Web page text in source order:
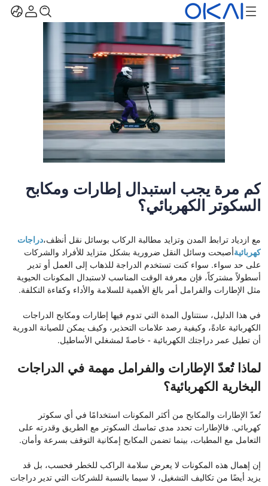
كم مرة يجب استبدال إطارات ومكابح
السكوتر الكهربائي؟
مع ازدياد ترابط المدن وتزايد مطالبة الركاب بوسائل نقل أنظف،دراجات
كهربائية أصبحت وسائل النقل ضرورية بشكل متزايد للأفراد والشركات
على حد سواء. سواء كنت تستخدم الدراجة للذهاب إلى العمل أو تدير
أسطولاً مشتركاً، فإن معرفة الوقت المناسب لاستبدال المكونات الحيوية
مثل الإطارات والفرامل أمر بالغ الأهمية للسلامة والأداء وكفاءة التكلفة.
في هذا الدليل، سنتناول المدة التي تدوم فيها إطارات ومكابح الدراجات
الكهربائية عادةً، وكيفية رصد علامات التحذير، وكيف يمكن للصيانة الدورية
أن تطيل عمر دراجتك الكهربائية - خاصةً لمشغلي الأساطيل.
لماذا تُعدّ الإطارات والفرامل مهمة في الدراجات
البخارية الكهربائية؟
تُعدّ الإطارات والمكابح من أكثر المكونات استخدامًا في أي سكوتر
كهربائي. فالإطارات تحدد مدى تماسك السكوتر مع الطريق وقدرته على
التعامل مع المطبات، بينما تضمن المكابح إمكانية التوقف بسرعة وأمان.
إن إهمال هذه المكونات لا يعرض سلامة الراكب للخطر فحسب، بل قد
يزيد أيضًا من تكاليف التشغيل، لا سيما بالنسبة للشركات التي تدير دراجات